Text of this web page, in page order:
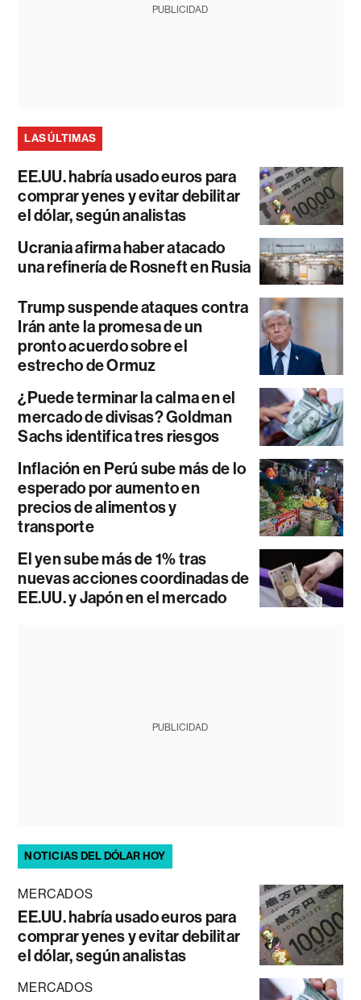
PUBLICIDAD
LAS ÚLTIMAS
EE.UU. habría usado euros para
comprar yenes y evitar debilitar
el dólar, según analistas
Ucrania afirma haber atacado
una refinería de Rosneft en Rusia
Trump suspende ataques contra
Irán ante la promesa de un
pronto acuerdo sobre el
estrecho de Ormuz
¿Puede terminar la calma en el
mercado de divisas? Goldman
Sachs identifica tres riesgos
Inflación en Perú sube más de lo
esperado por aumento en
precios de alimentos y
transporte
El yen sube más de 1% tras
nuevas acciones coordinadas de
EE.UU. y Japón en el mercado
PUBLICIDAD
NOTICIAS DEL DÓLAR HOY
MERCADOS
EE.UU. habría usado euros para
comprar yenes y evitar debilitar
el dólar, según analistas
MERCADOS